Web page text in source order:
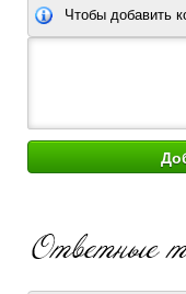
Чтобы добавить